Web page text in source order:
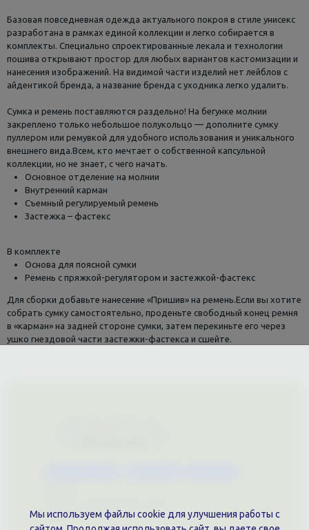
Базовая повседневная одежда актуального покроя в стиле унисекс
разработана в рамках единой коллекции и легко собирается в
комплекты. Специально спроектированные лекала и технологии
пошива открывают простор для любых вариантов кастомизации и
нанесения изображений. На видимой части изделий нет лейблов с
айдентикой бренда, а название бренда с уходника легко удалить.
Сумка и ремень поставляются раздельно! На бегунке молнии
закреплено только небольшое полукольцо — дополните сумку
пуллером или ремувкой для удобного использования и уникального
внешнего вида.Всем, кто мечтает о собственной капсульной
коллекции, но не знает, с чего начать.
Основное отделение на молнии
Внутренний карман
Съемный регулируемый ремень
Застежка – фастекс
В комплекте
Основа для поясной сумки
Ремень с пряжкой-регулятором и застежкой-фастекс
Для сборки добавьте нанесение «Пришив» на ремень.Если вы хотите
собрать сумку самостоятельно, проденьте свободный конец ремня
в «карман» на задней стороне сумки, затем перекиньте его через
ушко гнездовой части застежки-фастекса и сшейте.
Вконтакте
Мы используем файлы cookie для улучшения работы с